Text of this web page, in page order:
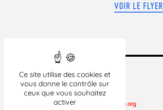
Ce site utilise des cookies et
vous donne le contrôle sur
ceux que vous souhaitez
activer
VOIR LE FLYER